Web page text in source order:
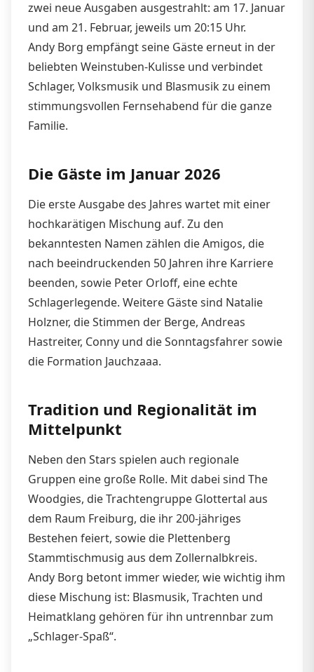
zwei neue Ausgaben ausgestrahlt: am 17. Januar
und am 21. Februar, jeweils um 20:15 Uhr.
Andy Borg empfängt seine Gäste erneut in der
beliebten Weinstuben-Kulisse und verbindet
Schlager, Volksmusik und Blasmusik zu einem
stimmungsvollen Fernsehabend für die ganze
Familie.
Die Gäste im Januar 2026
Die erste Ausgabe des Jahres wartet mit einer
hochkarätigen Mischung auf. Zu den
bekanntesten Namen zählen die Amigos, die
nach beeindruckenden 50 Jahren ihre Karriere
beenden, sowie Peter Orloff, eine echte
Schlagerlegende. Weitere Gäste sind Natalie
Holzner, die Stimmen der Berge, Andreas
Hastreiter, Conny und die Sonntagsfahrer sowie
die Formation Jauchzaaa.
Tradition und Regionalität im
Mittelpunkt
Neben den Stars spielen auch regionale
Gruppen eine große Rolle. Mit dabei sind The
Woodgies, die Trachtengruppe Glottertal aus
dem Raum Freiburg, die ihr 200-jähriges
Bestehen feiert, sowie die Plettenberg
Stammtischmusig aus dem Zollernalbkreis.
Andy Borg betont immer wieder, wie wichtig ihm
diese Mischung ist: Blasmusik, Trachten und
Heimatklang gehören für ihn untrennbar zum
„Schlager-Spaß“.